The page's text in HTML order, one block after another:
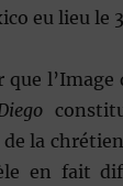
eu lieu le
l’Image
la
en fait